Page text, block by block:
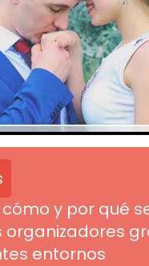
y por qué
organizadores
entornos